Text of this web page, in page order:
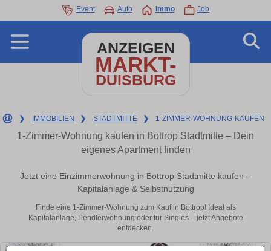
Event Auto Immo Job
ANZEIGEN
MARKT-
DUISBURG
❯ IMMOBILIEN ❯ STADTMITTE ❯ 1-ZIMMER-WOHNUNG-KAUFEN
1-Zimmer-Wohnung kaufen in Bottrop Stadtmitte – Dein
eigenes Apartment finden
Jetzt eine Einzimmerwohnung in Bottrop Stadtmitte kaufen –
Kapitalanlage & Selbstnutzung
Finde eine 1-Zimmer-Wohnung zum Kauf in Bottrop! Ideal als
Kapitalanlage, Pendlerwohnung oder für Singles – jetzt Angebote
entdecken.